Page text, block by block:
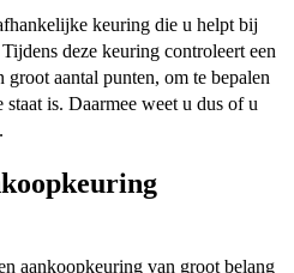
keuring die u helpt bij
deze keuring controleert een
groot aantal punten, om te bepalen
is. Daarmee weet u dus of u
aankoopkeuring van groot belang